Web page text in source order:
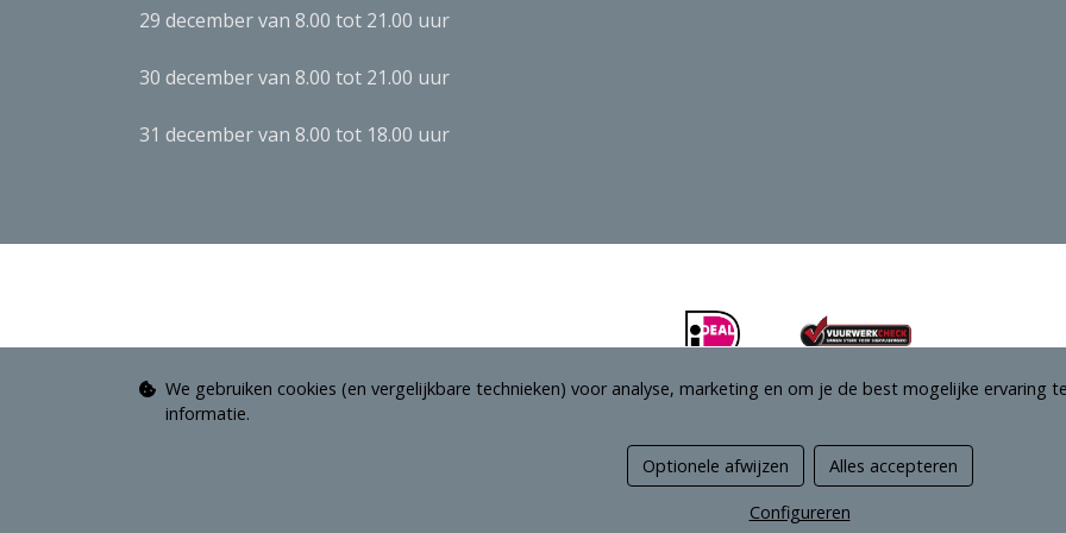
We gebruiken cookies (en vergelijkbare technieken) voor analyse, marketing en om je de best mogelijke ervaring
informatie.
Optionele afwijzen Alles accepteren
Configureren
29 december van 8.00 tot 21.00 uur
30 december van 8.00 tot 21.00 uur
31 december van 8.00 tot 18.00 uur
Managed hosting